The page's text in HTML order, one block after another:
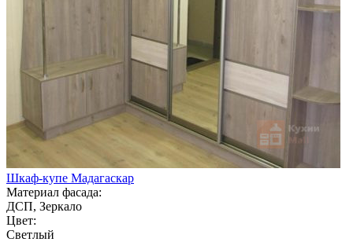
Шкаф-купе Мадагаскар
Материал фасада:
ДСП, Зеркало
Цвет:
Светлый